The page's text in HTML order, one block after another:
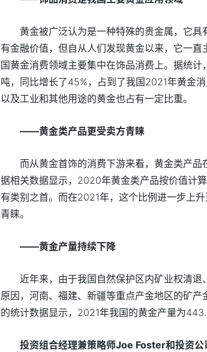
黄金被广泛认为是一种特殊的贵金属，它
有金融价值，但自从人们发现黄金以来，它一
国黄金消费领域主要集中在饰品消费上。据统
吨，同比增长了45%，占到了我国2021年黄金
以及工业和其他用途的黄金也占有一定比重。
——黄金类产品更受卖方青睐
而从黄金首饰的消费下游来看，黄金类产品
据相关数据显示，2020年黄金类产品按价值计
有类别之首。而在2021年，这个比例进一步上
青睐。
——黄金产量持续下降
近年来，由于我国自然保护区内矿业权清
原因，河南、福建、新疆等重点产金地区的矿
的统计数据显示，2021年我国的黄金产量为
投资组合经理兼策略师Joe Foster和投资